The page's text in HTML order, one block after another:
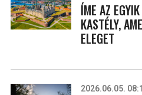
ÍME AZ
KASTÉLY,
ELEGET
2026.06.05.